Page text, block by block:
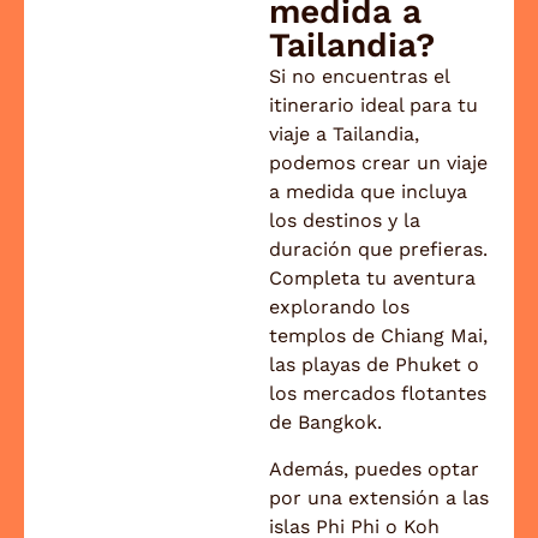
medida a
Tailandia?
Si no encuentras el
itinerario ideal para tu
viaje a Tailandia,
podemos crear un viaje
a medida que incluya
los destinos y la
duración que prefieras.
Completa tu aventura
explorando los
templos de Chiang Mai,
las playas de Phuket o
los mercados flotantes
de Bangkok.
Además, puedes optar
por una extensión a las
islas Phi Phi o Koh